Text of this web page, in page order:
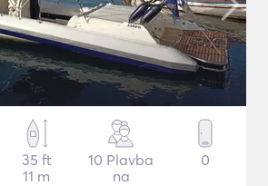
35 ft
11 m
10 Plavba
na
0